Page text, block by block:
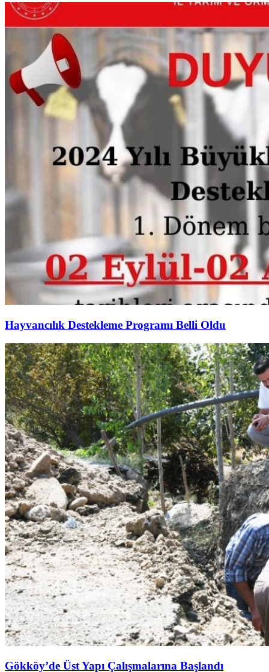
Hayvancılık Destekleme Programı Belli Oldu
Gökköy’de Üst Yapı Çalışmalarına Başlandı